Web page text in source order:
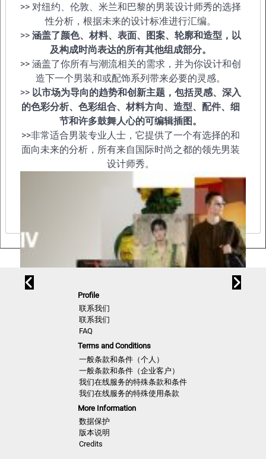
>> 对纽约、伦敦、米兰和巴黎的男装设计师秀的选择
性分析，根据未来的设计标准进行汇编。
>> 涵盖了颜色、材料、表面、图案、轮廓和造型，以
及构成时尚表达的所有其他组成部分。
>> 涵盖了你所有与潮流相关的需求，并为你设计和创
造下一个男装和或配饰系列带来必要的灵感。
>> 以市场为导向的趋势和创新主题，包括灵感、深入
的色彩分析、色彩组合、材料方向、造型、配件、细
节和许多鼓舞人心的可编辑插图。
>>非常适合男装专业人士，它提供了一个有选择的和
面向未来的分析，所有来自国际时尚之都的领先男装
设计师秀。
Profile
联系我们
联系我们
FAQ
Terms and Conditions
一般条款和条件（个人）
一般条款和条件（企业客户）
我们在线服务的特殊条款和条件
我们在线服务的特殊使用条款
More Information
数据保护
版本说明
Credits